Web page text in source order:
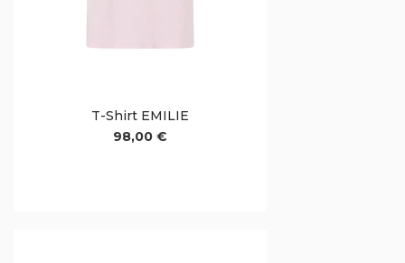
T-Shirt EMILIE
98,00 €